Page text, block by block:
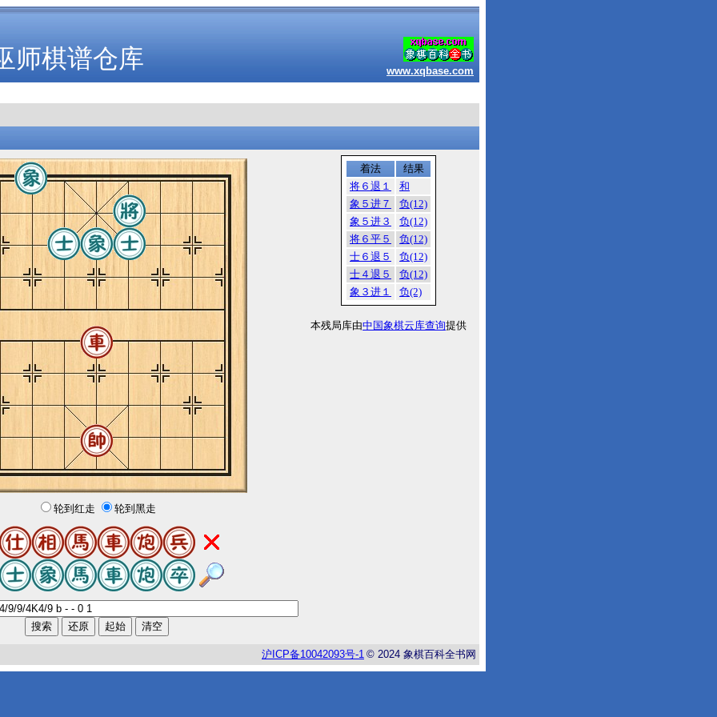
师棋谱仓库 www.xqbase.com
轮到红走 轮到黑走
着法
结果
将６退１
和
象５进７
负(12)
象５进３
负(12)
将６平５
负(12)
士６退５
负(12)
士４退５
负(12)
象３进１
负(2)
本残局库由中国象棋云库查询提供
沪 ICP备10042093号-1 © 2024 象棋百科全书网